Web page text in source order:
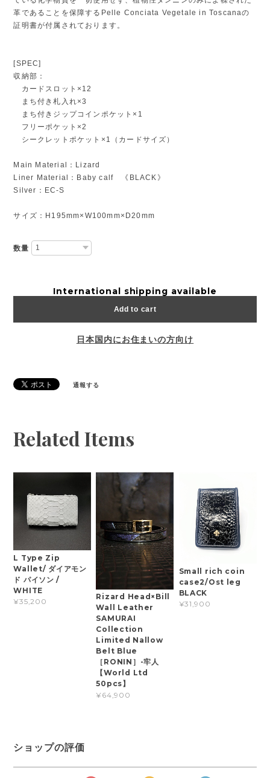
革であることを保障するPelle Conciata Vegetale in Toscanaの
証明書が付属されております。
[SPEC]
収納部：
カードスロット×12
まち付き札入れ×3
まち付きジップコインポケット×1
フリーポケット×2
シークレットポケット×1（カードサイズ）
Main Material：Lizard
Liner Material：Baby calf 《BLACK》
Silver：EC-S
サイズ：H195mm×W100mm×D20mm
数量
International shipping available
Add to cart
日本国内にお住まいの方向け
通報する
Related Items
L Type Zip
Wallet/ ダイアモン
ド パイソン /
WHITE
¥35,200
Rizard Head×Bill
Wall Leather
SAMURAI
Collection
Limited Nallow
Belt Blue
［RONIN］-牢人
【World Ltd
50pcs】
¥64,900
Small rich coin
case2/Ost leg
BLACK
¥31,900
ショップの評価